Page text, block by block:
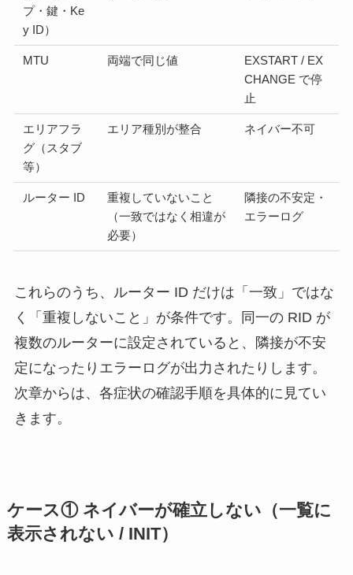
プ・鍵・Ke
y ID）
MTU 両端で同じ値
EXSTART / EX
CHANGE で停
止
エリアフラ
グ（スタブ
等）
エリア種別が整合 ネイバー不可
ルーター ID
重複していないこと
（一致ではなく相違が
必要）
隣接の不安定・
エラーログ
これらのうち、ルーター ID だけは「一致」ではな
く「重複しないこと」が条件です。同一の RID が
複数のルーターに設定されていると、隣接が不安
定になったりエラーログが出力されたりします。
次章からは、各症状の確認手順を具体的に見てい
きます。
ケース① ネイバーが確立しない（一覧に
表示されない / INIT）